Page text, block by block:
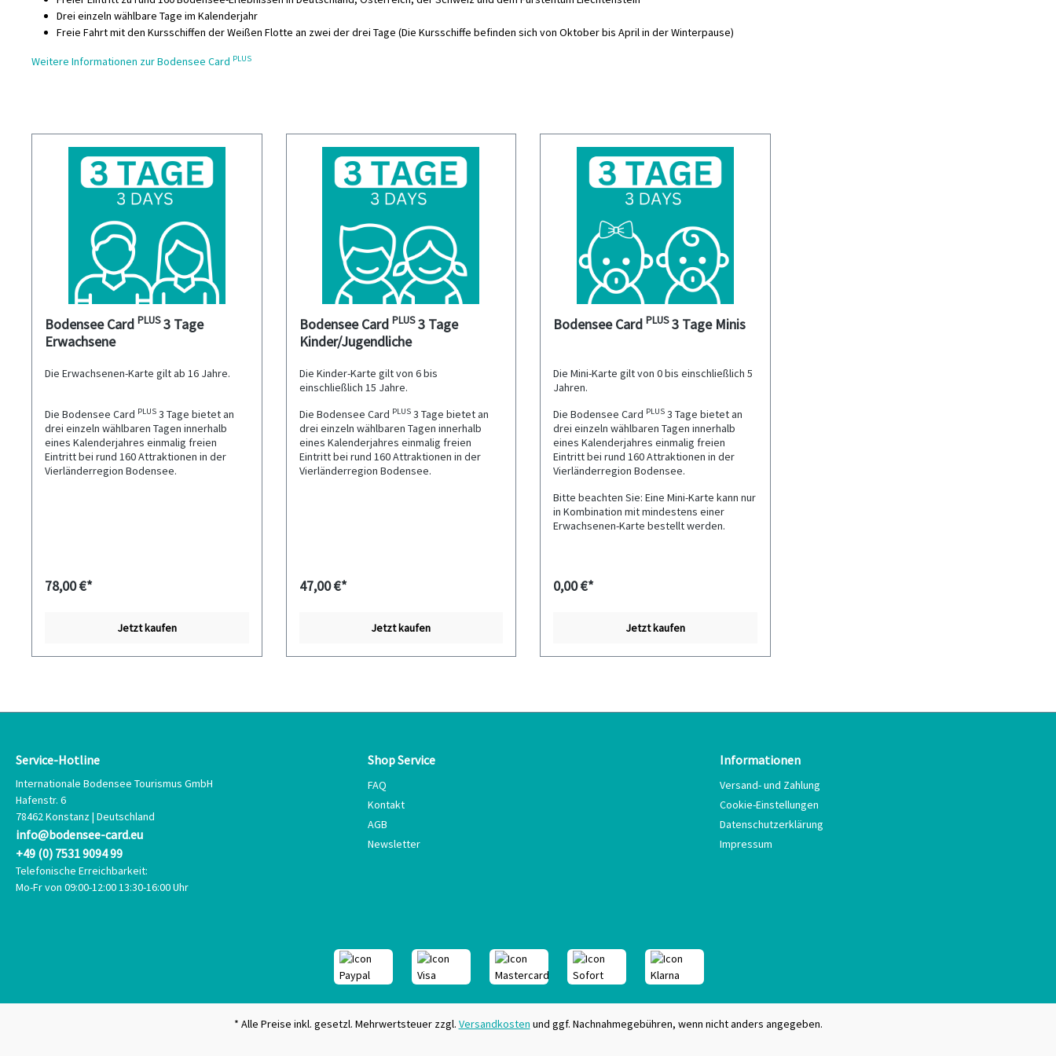
Drei einzeln wählbare Tage im Kalenderjahr
Freie Fahrt mit den Kursschiffen der Weißen Flotte an zwei der drei Tage (Die Kursschiffe befinden sich von Oktober bis April in der Winterpause)
Weitere Informationen zur Bodensee Card PLUS
Bodensee Card PLUS3 Tage
Erwachsene
Die Erwachsenen-Karte gilt ab 16 Jahre.
Die Bodensee Card PLUS 3 Tage bietet an
drei einzeln wählbaren Tagen innerhalb
eines Kalenderjahres einmalig freien
Eintritt bei rund 160 Attraktionen in der
Vierländerregion Bodensee.
78,00 €*
Jetzt kaufen
Bodensee Card PLUS3 Tage
Kinder/Jugendliche
Die Kinder-Karte gilt von 6 bis
einschließlich 15 Jahre.
Die Bodensee Card PLUS3 Tage bietet an
drei einzeln wählbaren Tagen innerhalb
eines Kalenderjahres einmalig freien
Eintritt bei rund 160 Attraktionen in der
Vierländerregion Bodensee.
47,00 €*
Jetzt kaufen
Bodensee Card PLUS3 Tage Minis
Die Mini-Karte gilt von 0 bis einschließlich 5
Jahren.
Die Bodensee Card PLUS 3 Tage bietet an
drei einzeln wählbaren Tagen innerhalb
eines Kalenderjahres einmalig freien
Eintritt bei rund 160 Attraktionen in der
Vierländerregion Bodensee.
Bitte beachten Sie: Eine Mini-Karte kann nur
in Kombination mit mindestens einer
Erwachsenen-Karte bestellt werden.
0,00 €*
Jetzt kaufen
Service-Hotline
Internationale Bodensee Tourismus GmbH
Hafenstr. 6
78462 Konstanz | Deutschland
info@bodensee-card.eu
+49 (0) 7531 9094 99
Telefonische Erreichbarkeit:
Mo-Fr von 09:00-12:00 13:30-16:00 Uhr
Shop Service
FAQ
Kontakt
AGB
Newsletter
Informationen
Versand- und Zahlung
Cookie-Einstellungen
Datenschutzerklärung
Impressum
* Alle Preise inkl. gesetzl. Mehrwertsteuer zzgl. Versandkosten und ggf. Nachnahmegebühren, wenn nicht anders angegeben.